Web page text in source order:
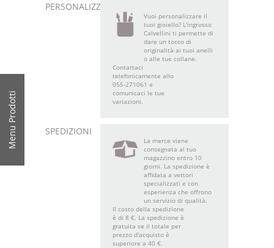
PERSONALIZZA
Vuoi personalizzare il
tuoi gioiello? L'ingrosso
Calvellini ti permette di
dare un tocco di
originalità ai tuoi anelli
o alle tue collane.
Contattaci
telefonicamente allo
055-271061 e
comunicaci le tue
variazioni.
SPEDIZIONI
La merce viene
consegnata al tuo
magazzino entro 10
giorni. La spedizione è
affidata a vettori
specializzati e con
esperienza che offrono
un servizio di qualità.
Il costo della spedizione
è di 8 €. La spedizione è
gratuita se il totale per
prezzo d'acquisto è
superiore a 40 €.
Menu Prodotti